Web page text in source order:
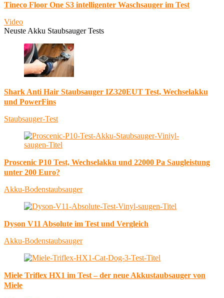
Tineco Floor One S3 intelligenter Waschsauger im Test
Video
Neuste Akku Staubsauger Tests
Shark Anti Hair Staubsauger IZ320EUT Test, Wechselakku
und PowerFins
Staubsauger-Test
Proscenic P10 Test, Wechselakku und 22000 Pa Saugleistung
unter 200 Euro?
Akku-Bodenstaubsauger
Dyson V11 Absolute im Test und Vergleich
Akku-Bodenstaubsauger
Miele Triflex HX1 im Test – der neue Akkustaubsauger von
Miele